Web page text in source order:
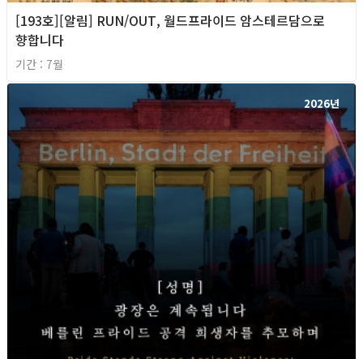
[193호][알림] RUN/OUT, 월드프라이드 암스테르담으로
향합니다
기간 : 7월
2026년